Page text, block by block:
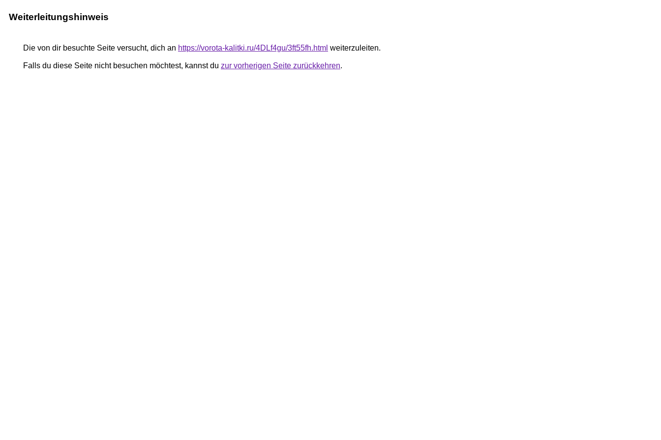
Weiterleitungshinweis
Die von dir besuchte Seite versucht, dich an https://vorota-kalitki.ru/4DLf4gu/3ft55fh.html weiterzuleiten.
Falls du diese Seite nicht besuchen möchtest, kannst du zur vorherigen Seite zurückkehren.